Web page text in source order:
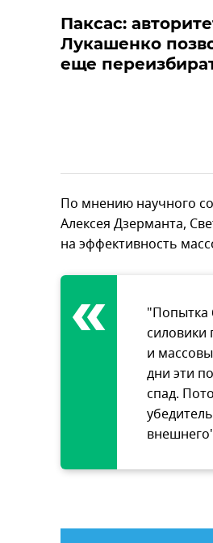
Паксас:
Лукашенко
еще
По мнению научного
Алексея Дзерманта,
на эффективность
"Попытка
силовики
и
дни эти
спад.